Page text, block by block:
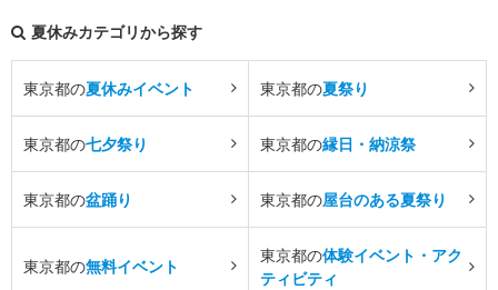
夏休みカテゴリから探す
東京都の夏休みイベント 東京都の夏祭り
東京都の七夕祭り 東京都の縁日・納涼祭
東京都の盆踊り 東京都の屋台のある夏祭り
東京都の無料イベント
東京都の体験イベント・アク
ティビティ